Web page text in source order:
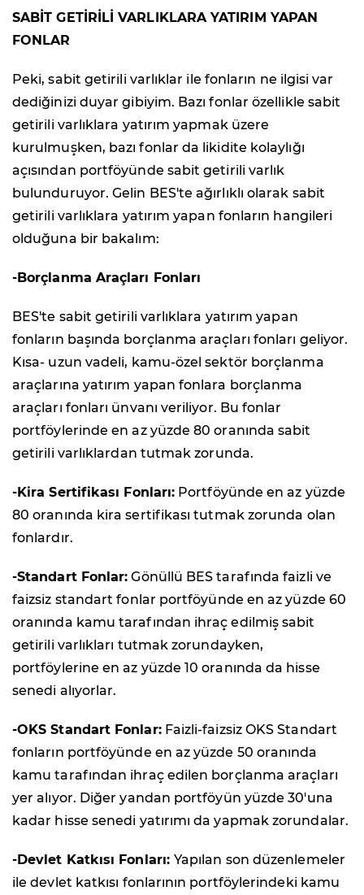
SABİT GETİRİLİ VARLIKLARA YATIRIM YAPAN
FONLAR
Peki, sabit getirili varlıklar ile fonların ne ilgisi var
dediğinizi duyar gibiyim. Bazı fonlar özellikle sabit
getirili varlıklara yatırım yapmak üzere
kurulmuşken, bazı fonlar da likidite kolaylığı
açısından portföyünde sabit getirili varlık
bulunduruyor. Gelin BES'te ağırlıklı olarak sabit
getirili varlıklara yatırım yapan fonların hangileri
olduğuna bir bakalım:
-Borçlanma Araçları Fonları
BES'te sabit getirili varlıklara yatırım yapan
fonların başında borçlanma araçları fonları geliyor.
Kısa- uzun vadeli, kamu-özel sektör borçlanma
araçlarına yatırım yapan fonlara borçlanma
araçları fonları ünvanı veriliyor. Bu fonlar
portföylerinde en az yüzde 80 oranında sabit
getirili varlıklardan tutmak zorunda.
-Kira Sertifikası Fonları: Portföyünde en az yüzde
80 oranında kira sertifikası tutmak zorunda olan
fonlardır.
-Standart Fonlar: Gönüllü BES tarafında faizli ve
faizsiz standart fonlar portföyünde en az yüzde 60
oranında kamu tarafından ihraç edilmiş sabit
getirili varlıkları tutmak zorundayken,
portföylerine en az yüzde 10 oranında da hisse
senedi alıyorlar.
-OKS Standart Fonlar:Faizli-faizsiz OKS Standart
fonların portföyünde en az yüzde 50 oranında
kamu tarafından ihraç edilen borçlanma araçları
yer alıyor. Diğer yandan portföyün yüzde 30'una
kadar hisse senedi yatırımı da yapmak zorundalar.
-Devlet Katkısı Fonları: Yapılan son düzenlemeler
ile devlet katkısı fonlarının portföylerindeki kamu